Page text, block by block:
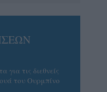
για τις διεθνείς
του Ουρμπίνο